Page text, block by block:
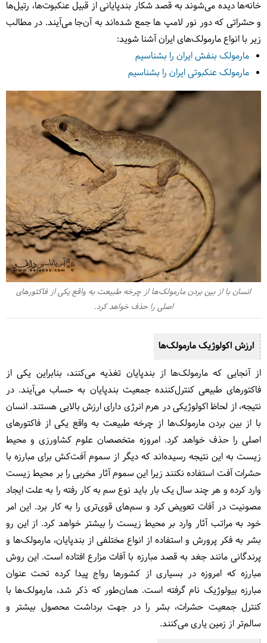
خانه‌ها دیده می‌شوند به قصد شکار بندپایانی از قبیل عنکبوت‌ها، رتیل‌ها
و حشراتی که دور نور لامپ ها جمع شده‌اند به آن‌جا می‌آیند. در مطالب
زیر با انواع مارمولک‌های ایران آشنا شوید:
مارمولک بنفش ایران را بشناسیم
مارمولک عنکبوتی ایران را بشناسیم
انسان با از بین بردن مارمولک‌ها از چرخه طبیعت به واقع یکی از فاکتورهای
اصلی را حذف خواهد کرد.
ارزش اکولوژیک مارمولک‌ها
از آنجایی که مارمولک‌ها از بندپایان تغذیه می‌کنند، بنابراین یکی از
فاکتورهای طبیعی کنترل‌کننده جمعیت بندپایان به‌ حساب می‌آیند. در
نتیجه، از لحاظ اکولوژیکی در هرم انرژی دارای ارزش بالایی هستند. انسان
با از بین بردن مارمولک‌ها از چرخه طبیعت به واقع یکی از فاکتورهای
اصلی را حذف خواهد کرد. امروزه متخصصان علوم کشاورزی و محیط
زیست به این نتیجه رسیده‌اند که دیگر از سموم آفت‌کش برای مبارزه با
حشرات آفت استفاده نکنند زیرا این سموم آثار مخربی را بر محیط زیست
وارد کرده و هر چند سال یک بار باید نوع سم به کار رفته را به علت ایجاد
مصونیت در آفات تعویض کرد و سم‌های قوی‌تری را به کار برد. این امر
خود به مراتب آثار وارد بر محیط زیست را بیشتر خواهد کرد. از این رو
بشر به فکر پرورش و استفاده از انواع مختلفی از بندپایان، مارمولک‌ها و
پرندگانی مانند جغد به قصد مبارزه با آفات مزارع افتاده است. این روش
مبارزه که امروزه در بسیاری از کشورها رواج پیدا کرده تحت عنوان
مبارزه بیولوژیک نام گرفته است. همان‌طور که ذکر شد، مارمولک‌‌ها با
کنترل جمعیت حشرات، بشر را در جهت برداشت محصول بیشتر و
سالم‌تر از زمین یاری می‌کنند.